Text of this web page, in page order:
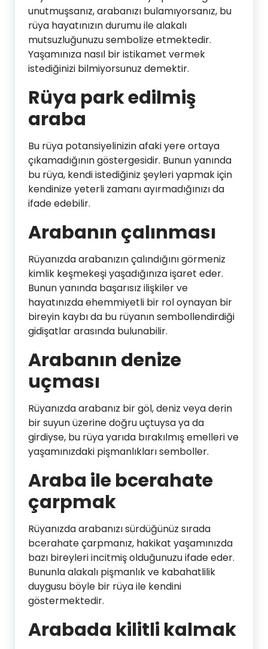
unutmuşsanız, arabanızı bulamıyorsanız, bu
rüya hayatınızın durumu ile alakalı
mutsuzluğunuzu sembolize etmektedir.
Yaşamınıza nasıl bir istikamet vermek
istediğinizi bilmiyorsunuz demektir.
Rüya park edilmiş
araba
Bu rüya potansiyelinizin afaki yere ortaya
çıkamadığının göstergesidir. Bunun yanında
bu rüya, kendi istediğiniz şeyleri yapmak için
kendinize yeterli zamanı ayırmadığınızı da
ifade edebilir.
Arabanın çalınması
Rüyanızda arabanızın çalındığını görmeniz
kimlik keşmekeşi yaşadığınıza işaret eder.
Bunun yanında başarısız ilişkiler ve
hayatınızda ehemmiyetli bir rol oynayan bir
bireyin kaybı da bu rüyanın sembollendirdiği
gidişatlar arasında bulunabilir.
Arabanın denize
uçması
Rüyanızda arabanız bir göl, deniz veya derin
bir suyun üzerine doğru uçtuysa ya da
girdiyse, bu rüya yarıda bırakılmış emelleri ve
yaşamınızdaki pişmanlıkları semboller.
Araba ile bcerahate
çarpmak
Rüyanızda arabanızı sürdüğünüz sırada
bcerahate çarpmanız, hakikat yaşamınızda
bazı bireyleri incitmiş olduğunuzu ifade eder.
Bununla alakalı pişmanlık ve kabahatlilik
duygusu böyle bir rüya ile kendini
göstermektedir.
Arabada kilitli kalmak